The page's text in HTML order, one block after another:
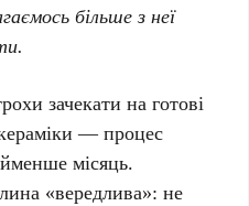
більше з неї
зачекати на готові
— процес
місяць.
вередлива : не